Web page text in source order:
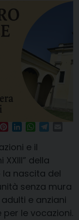
TwitterPinterest
LinkedInWhatsApp
e il
della
nascita del
senza mura
e anziani
le vocazioni.